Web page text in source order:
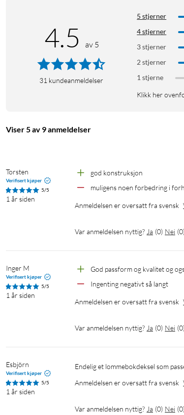
4.5 av 5
31 kundeanmeldelser
5 stjerner
4 stjerner
3 stjerner
2 stjerner
1 stjerne
Klikk her
Viser 5 av 9 anmeldelser
Torsten
Verifisert kjøper
5/5
1 år siden
god konstruksjon
muligens noen forbedring i
Anmeldelsen er oversatt fra svensk
Var anmeldelsen nyttig? Ja (0) Nei (0)
Inger M
Verifisert kjøper
5/5
1 år siden
God passform og kvalitet og
Ingenting negativt så langt
Anmeldelsen er oversatt fra svensk
Var anmeldelsen nyttig? Ja (0) Nei (0)
Esbjörn
Verifisert kjøper
5/5
1 år siden
Endelig et lommebokdeksel som
Anmeldelsen er oversatt fra svensk
Var anmeldelsen nyttig? Ja (0) Nei (0)